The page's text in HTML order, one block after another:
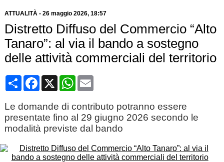
ATTUALITÀ- 26 maggio 2026, 18:57
Distretto Diffuso del Commercio “Alto
Tanaro”: al via il bando a sostegno
delle attività commerciali del territorio
CondividiFacebook
X WhatsApp
Email
Le domande di contributo potranno essere
presentate fino al 29 giugno 2026 secondo le
modalità previste dal bando